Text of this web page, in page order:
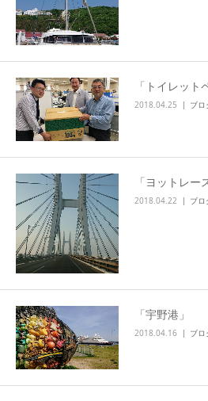
「トイレット
2018.04.25 ブロ
「ヨットレー
2018.04.22 ブロ
「宇野港」
2018.04.16 ブロ